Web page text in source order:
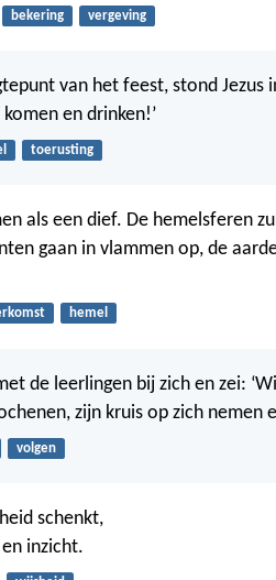
bekering vergeving
van het feest, stond Jezus
en drinken!’
toerusting
als een dief. De hemelsferen
gaan in vlammen op, de
hemel
de leerlingen bij zich en zei:
zijn kruis op zich nemen
volgen
schenkt,
inzicht.